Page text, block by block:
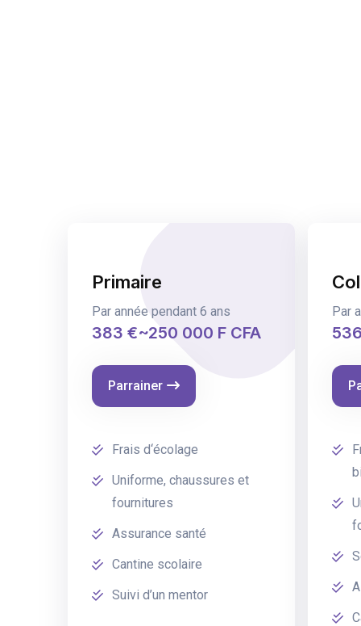
Primaire
Par année pendant 6 ans
383 €~250 000 F CFA
Parrainer
Frais d‘écolage
Uniforme, chaussures et
fournitures
Assurance santé
Cantine scolaire
Suivi d’un mentor
Par